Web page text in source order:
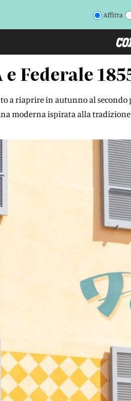
Affitta
e Federale
a riaprire in autunno al
moderna ispirata alla tradizione